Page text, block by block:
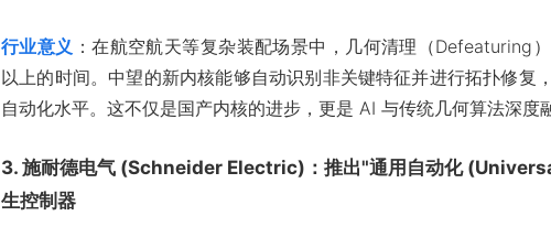
行业意义 ：在航空航天等复杂装配场景中，几何清理（Defeaturing
以上的时间。中望的新内核能够自动识别非关键特征并进行拓扑修复
自动化水平。这不仅是国产内核的进步，更是 AI 与传统几何算法深度
3. 施耐德电气 (Schneider Electric)：推出"通用自动化
生控制器